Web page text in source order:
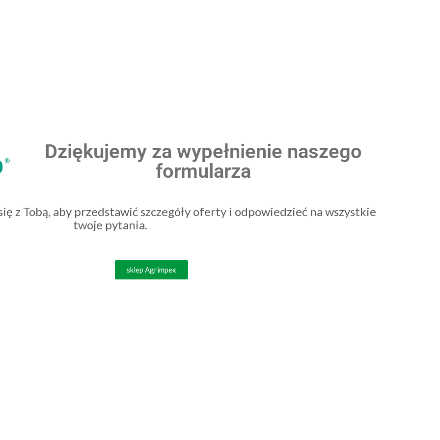
Dziękujemy za wypełnienie naszego
formularza
z Tobą, aby przedstawić szczegóły oferty i odpowiedzieć na wszystkie
twoje pytania.
sklep Agrimpex